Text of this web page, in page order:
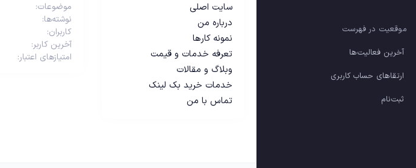
موقعیت در فهرست
آخرین فعالیت‌ها
ارتقاهای حساب کاربری
ثبت‌نام
سایت اصلی
درباره من
نمونه کارها
تعرفه خدمات و قیمت
وبلاگ و مقالات
خدمات خرید بک لینک
تماس با من
موضوعات
نوشته‌ها
کاربران
آخرین کاربر
امتیازهای اعتبار